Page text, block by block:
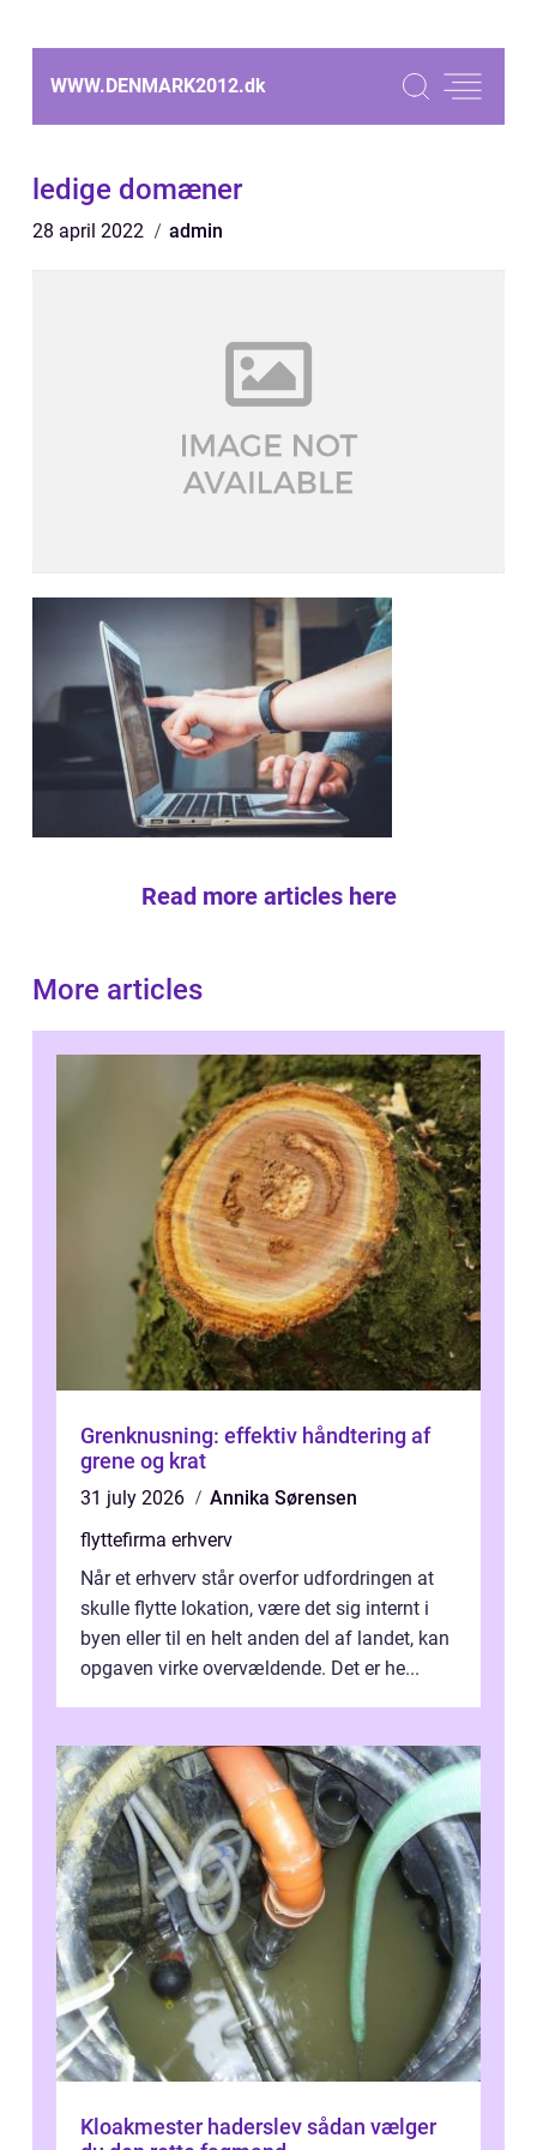
WWW.DENMARK2012.dk
ledige domæner
28 april 2022 admin
Read more articles here
More articles
Grenknusning: effektiv håndtering af
grene og krat
31 july 2026
Annika Sørensen
flyttefirma erhverv
Når et erhverv står overfor udfordringen at
skulle flytte lokation, være det sig internt i
byen eller til en helt anden del af landet, kan
opgaven virke overvældende. Det er he...
Kloakmester haderslev sådan vælger